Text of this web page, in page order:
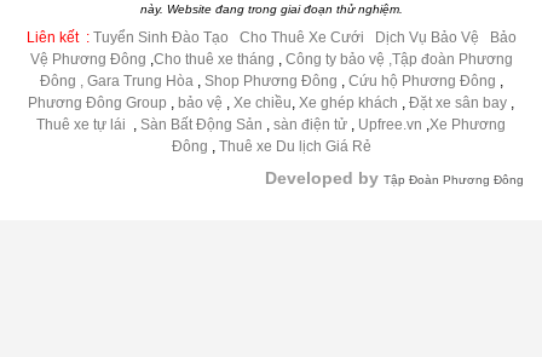
này. Website đang trong giai đoạn thử nghiệm.
Liên kết : Tuyển Sinh Đào Tạo Cho Thuê Xe Cưới Dịch Vụ Bảo Vệ
Bảo
Vệ Phương Đông Cho thuê xe tháng Công ty bảo vệ ,Tập đoàn Phương
Đông ,
Gara Trung Hòa Shop Phương Đông Cứu hộ Phương Đông
Phương Đông Group
bảo vệ Xe chiều Xe ghép khách Đặt xe sân bay
Thuê xe tự lái
Sàn Bất Động Sản sàn điện tử Upfree.vn Xe Phương
Đông
Thuê xe Du lịch Giá Rẻ
Developed by Tập Đoàn Phương Đông